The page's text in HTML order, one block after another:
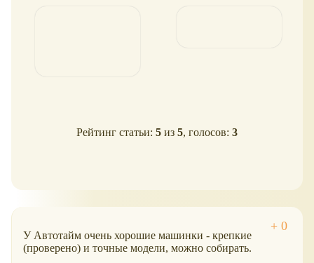
Рейтинг статьи: 5 из 5, голосов: 3
У Автотайм очень хорошие машинки - крепкие
(проверено) и точные модели, можно собирать.